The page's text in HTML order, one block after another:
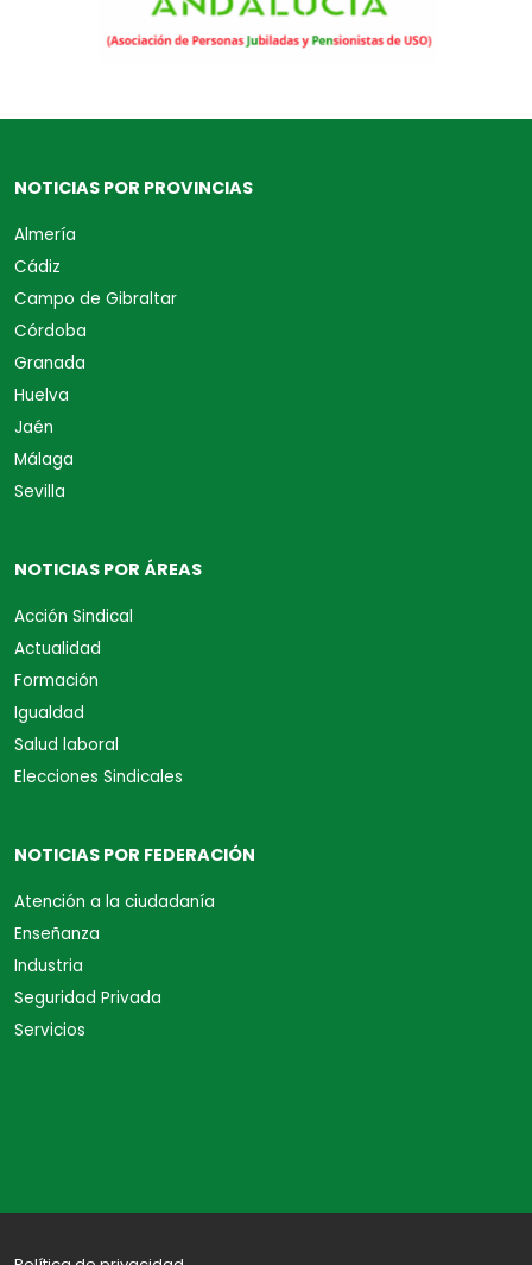
NOTICIAS POR PROVINCIAS
Almería
Cádiz
Campo de Gibraltar
Córdoba
Granada
Huelva
Jaén
Málaga
Sevilla
NOTICIAS POR ÁREAS
Acción Sindical
Actualidad
Formación
Igualdad
Salud laboral
Elecciones Sindicales
NOTICIAS POR FEDERACIÓN
Atención a la ciudadanía
Enseñanza
Industria
Seguridad Privada
Servicios